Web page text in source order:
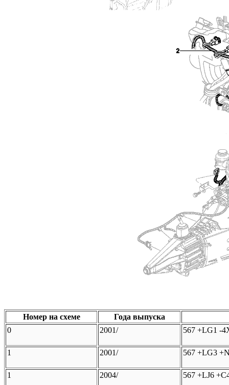
Номер на схеме
Года выпуска
0
2001/ 567 +LG1 -
1 2001/ 567 +LG3
1 2004/ 567 +LJ6